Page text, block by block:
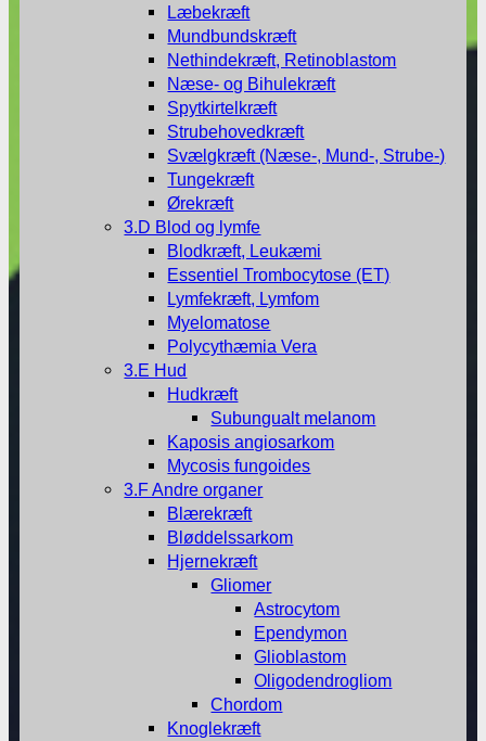
Læbekræft
Mundbundskræft
Nethindekræft, Retinoblastom
Næse- og Bihulekræft
Spytkirtelkræft
Strubehovedkræft
Svælgkræft (Næse-, Mund-, Strube-)
Tungekræft
Ørekræft
3.D Blod og lymfe
Blodkræft, Leukæmi
Essentiel Trombocytose (ET)
Lymfekræft, Lymfom
Myelomatose
Polycythæmia Vera
3.E Hud
Hudkræft
Subungualt melanom
Kaposis angiosarkom
Mycosis fungoides
3.F Andre organer
Blærekræft
Bløddelssarkom
Hjernekræft
Gliomer
Astrocytom
Ependymon
Glioblastom
Oligodendrogliom
Chordom
Knoglekræft